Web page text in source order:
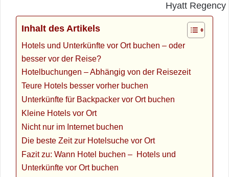
Hyatt
Inhalt des Artikels
Hotels und Unterkünfte vor Ort buchen – oder
besser vor der Reise?
Hotelbuchungen – Abhängig von der Reisezeit
Teure Hotels besser vorher buchen
Unterkünfte für Backpacker vor Ort buchen
Kleine Hotels vor Ort
Nicht nur im Internet buchen
Die beste Zeit zur Hotelsuche vor Ort
Fazit zu: Wann Hotel buchen – Hotels und
Unterkünfte vor Ort buchen